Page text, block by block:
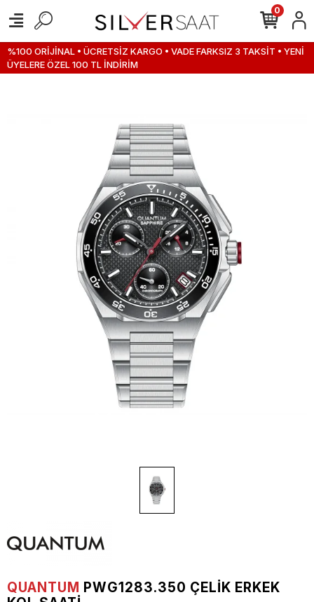
%100 ORİJİNAL • ÜCRETSİZ KARGO • VADE FARKSIZ 3 TAKSİT • YENİ
ÜYELERE ÖZEL 100 TL İNDİRİM
0
QUANTUM PWG1283.350 ÇELIK ERKEK